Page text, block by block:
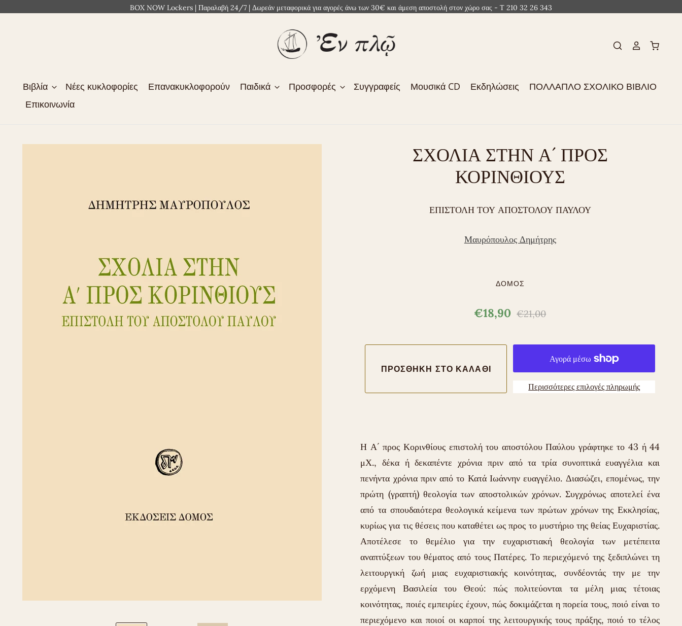
BOX NOW Lockers | Παραλαβή 24/7 | Δωρεάν μεταφορικά για αγορές άνω των 30€ και άμεση αποστολή στον χώρο σας - Τ 210 32 26 343
Βιβλία Νέες κυκλοφορίες Επανακυκλοφορούν Παιδικά Προσφορές Συγγραφείς Μουσικά CD Εκδηλώσεις
ΠΟΛΛΑΠΛΟ ΣΧΟΛΙΚΟ ΒΙΒΛΙΟ
Επικοινωνία
ΣΧΟΛΙΑ ΣΤΗΝ Α´ ΠΡΟΣ
ΚΟΡΙΝΘΙΟΥΣ
ΕΠΙΣΤΟΛΗ ΤΟΥ ΑΠΟΣΤΟΛΟΥ ΠΑΥΛΟΥ
Μαυρόπουλος Δημήτρης
ΔΟΜΟΣ
€18,90 €21,00
Περισσότερες επιλογές πληρωμής
Η Α´ προς Κορινθίους επιστολή του αποστόλου Παύλου γράφτηκε το 43 ή 44
μΧ., δέκα ή δεκαπέντε χρόνια πριν από τα τρία συνοπτικά ευαγγέλια και
πενήντα χρόνια πριν από το Κατά Ιωάννην ευαγγέλιο. Διασώζει, επομένως, την
πρώτη (γραπτή) θεολογία των αποστολικών χρόνων. Συγχρόνως αποτελεί ένα
από τα σπουδαιότερα θεολογικά κείμενα των πρώτων χρόνων της Εκκλησίας,
κυρίως για τις θέσεις που καταθέτει ως προς το μυστήριο της θείας Ευχαριστίας.
Αποτέλεσε το θεμέλιο για την ευχαριστιακή θεολογία των μετέπειτα
αναπτύξεων του θέματος από τους Πατέρες. Το περιεχόμενό της ξεδιπλώνει τη
λειτουργική ζωή μιας ευχαριστιακής κοινότητας, συνδέοντάς την με την
ερχόμενη Βασιλεία του Θεού: πώς πολιτεύονται τα μέλη μιας τέτοιας
κοινότητας, ποιές εμπειρίες έχουν, πώς δοκιμάζεται η πορεία τους, ποιό είναι το
περιεχόμενο και ποιοί οι καρποί της λειτουργικής τους πράξης, ποιό το τέλος